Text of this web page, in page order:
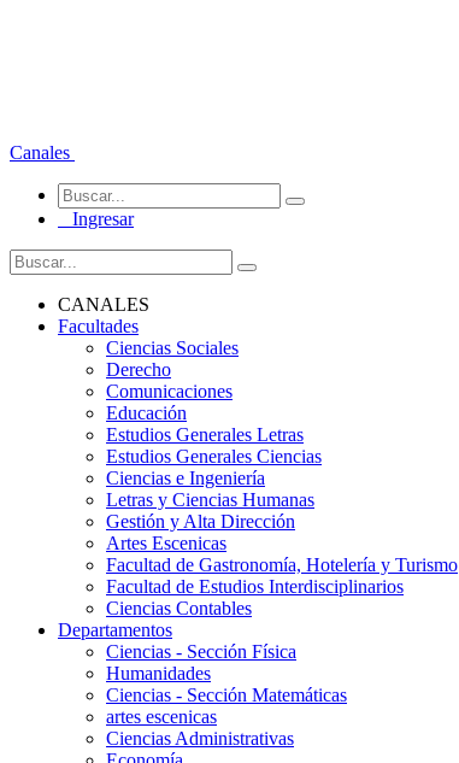
Canales
Ingresar
CANALES
Facultades
Ciencias Sociales
Derecho
Comunicaciones
Educación
Estudios Generales Letras
Estudios Generales Ciencias
Ciencias e Ingeniería
Letras y Ciencias Humanas
Gestión y Alta Dirección
Artes Escenicas
Facultad de Gastronomía, Hotelería y Turismo
Facultad de Estudios Interdisciplinarios
Ciencias Contables
Departamentos
Ciencias - Sección Física
Humanidades
Ciencias - Sección Matemáticas
artes escenicas
Ciencias Administrativas